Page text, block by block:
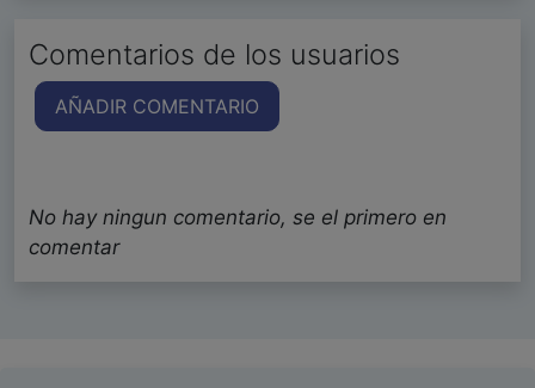
Comentarios de los usuarios
AÑADIR COMENTARIO
No hay ningun comentario, se el primero en
comentar